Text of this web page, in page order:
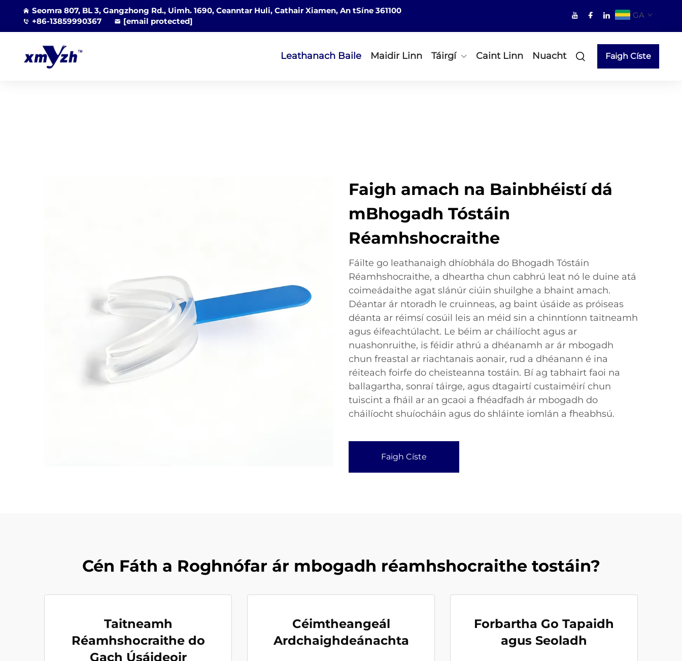
Seomra 807, BL 3, Gangzhong Rd., Uimh. 1690, Ceanntar Huli, Cathair Xiamen, An tSíne 361100
+86-13859990367
[email protected]
GA
Leathanach Baile Maidir Linn Táirgí Caint Linn Nuacht Faigh Císte
Faigh amach na Bainbhéistí dá
mBhogadh Tóstáin
Réamhshocraithe
Fáilte go leathanaigh dhíobhála do Bhogadh Tóstáin
Réamhshocraithe, a dheartha chun cabhrú leat nó le duine atá
coimeádaithe agat slánúr ciúin shuilghe a bhaint amach.
Déantar ár ntoradh le cruinneas, ag baint úsáide as próiseas
déanta ar réimsí cosúil leis an méid sin a chinntíonn taitneamh
agus éifeachtúlacht. Le béim ar cháilíocht agus ar
nuashonruithe, is féidir athrú a dhéanamh ar ár mbogadh
chun freastal ar riachtanais aonair, rud a dhéanann é ina
réiteach foirfe do cheisteanna tostáin. Bí ag tabhairt faoi na
ballagartha, sonraí táirge, agus dtagairtí custaiméirí chun
tuiscint a fháil ar an gcaoi a fhéadfadh ár mbogadh do
cháilíocht shuíocháin agus do shláinte iomlán a fheabhsú.
Faigh Císte
Cén Fáth a Roghnófar ár mbogadh réamhshocraithe tostáin?
Taitneamh
Réamhshocraithe do
Gach Úsáideoir
Céimtheangeál
Ardchaighdeánachta
Forbartha Go Tapaidh
agus Seoladh